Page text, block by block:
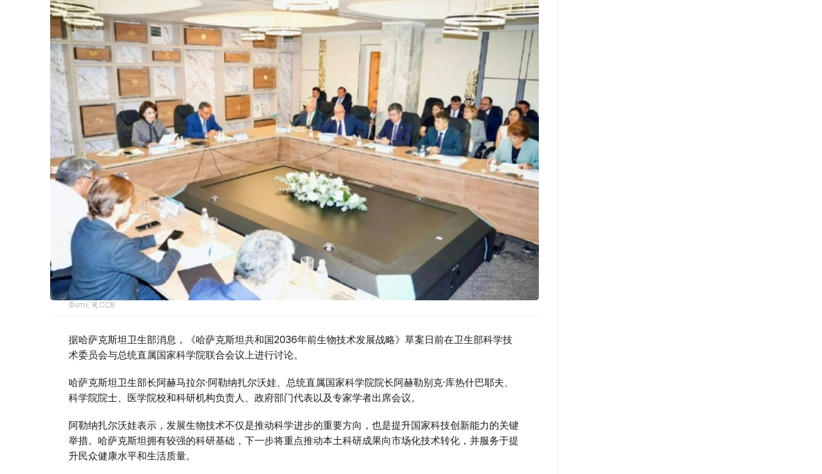
Фото: ҚР ССВ
据哈萨克斯坦卫生部消息，《哈萨克斯坦共和国2036年前生物技术发展战略》草案日前在卫生部科学技
术委员会与总统直属国家科学院联合会议上进行讨论。
哈萨克斯坦卫生部长阿赫马拉尔·阿勒纳扎尔沃娃、总统直属国家科学院院长阿赫勒别克·库热什巴耶夫、
科学院院士、医学院校和科研机构负责人、政府部门代表以及专家学者出席会议。
阿勒纳扎尔沃娃表示，发展生物技术不仅是推动科学进步的重要方向，也是提升国家科技创新能力的关键
举措。哈萨克斯坦拥有较强的科研基础，下一步将重点推动本土科研成果向市场化技术转化，并服务于提
升民众健康水平和生活质量。